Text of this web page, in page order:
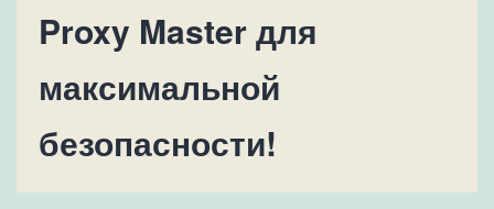
Proxy Master для
максимальной
безопасности!